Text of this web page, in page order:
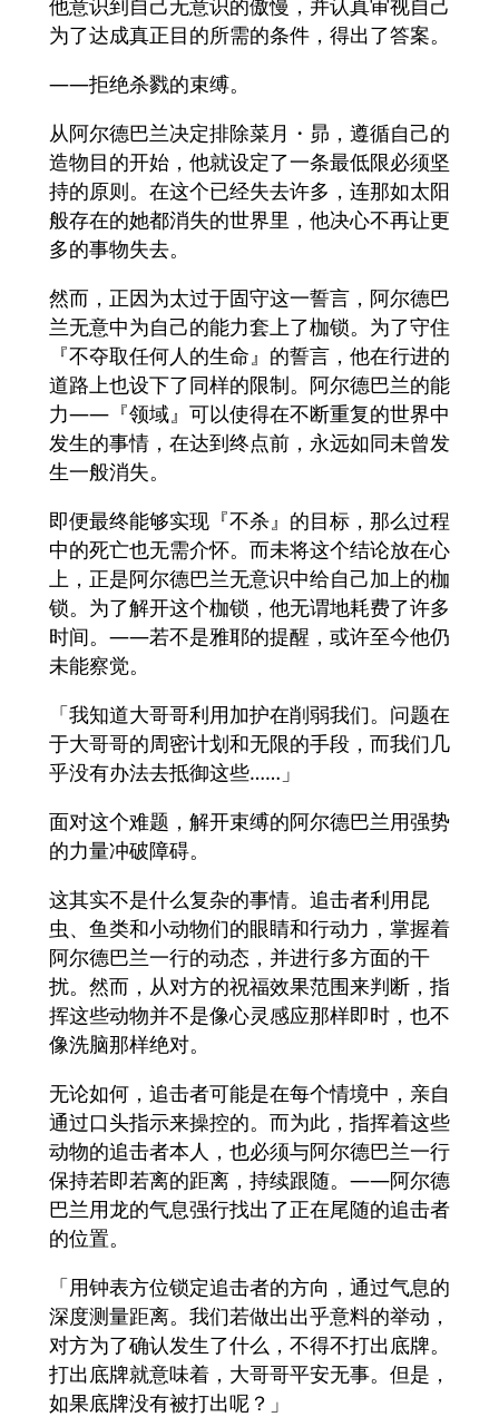
他意识到自己无意识的傲慢，并认真审视自己
为了达成真正目的所需的条件，得出了答案。
——拒绝杀戮的束缚。
从阿尔德巴兰决定排除菜月・昴，遵循自己的
造物目的开始，他就设定了一条最低限必须坚
持的原则。在这个已经失去许多，连那如太阳
般存在的她都消失的世界里，他决心不再让更
多的事物失去。
然而，正因为太过于固守这一誓言，阿尔德巴
兰无意中为自己的能力套上了枷锁。为了守住
『不夺取任何人的生命』的誓言，他在行进的
道路上也设下了同样的限制。阿尔德巴兰的能
力——『领域』可以使得在不断重复的世界中
发生的事情，在达到终点前，永远如同未曾发
生一般消失。
即便最终能够实现『不杀』的目标，那么过程
中的死亡也无需介怀。而未将这个结论放在心
上，正是阿尔德巴兰无意识中给自己加上的枷
锁。为了解开这个枷锁，他无谓地耗费了许多
时间。——若不是雅耶的提醒，或许至今他仍
未能察觉。
「我知道大哥哥利用加护在削弱我们。问题在
于大哥哥的周密计划和无限的手段，而我们几
乎没有办法去抵御这些……」
面对这个难题，解开束缚的阿尔德巴兰用强势
的力量冲破障碍。
这其实不是什么复杂的事情。追击者利用昆
虫、鱼类和小动物们的眼睛和行动力，掌握着
阿尔德巴兰一行的动态，并进行多方面的干
扰。然而，从对方的祝福效果范围来判断，指
挥这些动物并不是像心灵感应那样即时，也不
像洗脑那样绝对。
无论如何，追击者可能是在每个情境中，亲自
通过口头指示来操控的。而为此，指挥着这些
动物的追击者本人，也必须与阿尔德巴兰一行
保持若即若离的距离，持续跟随。——阿尔德
巴兰用龙的气息强行找出了正在尾随的追击者
的位置。
「用钟表方位锁定追击者的方向，通过气息的
深度测量距离。我们若做出出乎意料的举动，
对方为了确认发生了什么，不得不打出底牌。
打出底牌就意味着，大哥哥平安无事。但是，
如果底牌没有被打出呢？」